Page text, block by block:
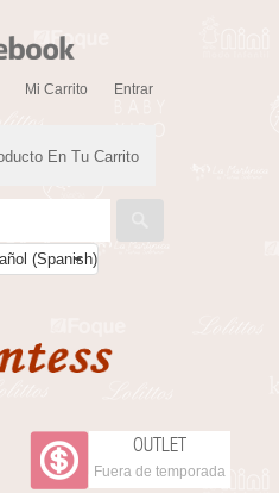
Mi Carrito Entrar
En Tu Carrito
(Spanish)
OUTLET
Fuera de temporada